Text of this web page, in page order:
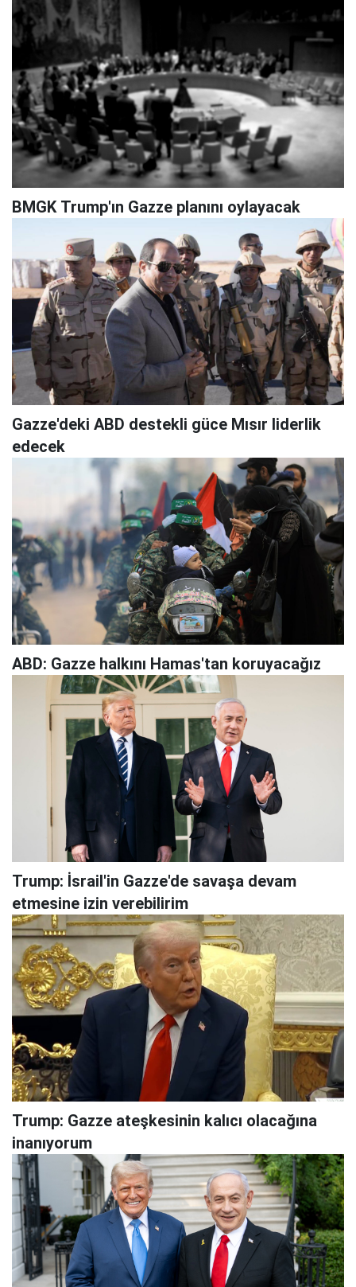
BMGK Trump'ın Gazze planını oylayacak
Gazze'deki ABD destekli güce Mısır liderlik
edecek
ABD: Gazze halkını Hamas'tan koruyacağız
Trump: İsrail'in Gazze'de savaşa devam
etmesine izin verebilirim
Trump: Gazze ateşkesinin kalıcı olacağına
inanıyorum